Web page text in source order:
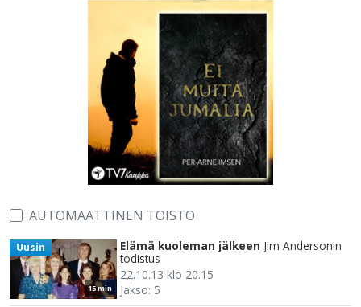
AUTOMAATTINEN TOISTO
15 min
Uusin Elämä kuoleman jälkeen Jim Andersonin
todistus
22.10.13 klo 20.15
Jakso: 5